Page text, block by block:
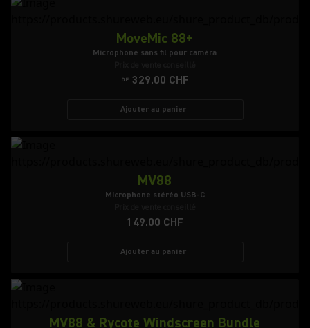
MoveMic 88+
Microphone sans fil pour caméra
DE 329.00 CHF
Ajouter au panier
MV88
Microphone stéréo USB-C
149.00 CHF
Ajouter au panier
MV88 & Rycote Windscreen Bundle